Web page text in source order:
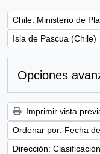
Remove filter:
Chile. Ministerio de
Remove filter:
Isla de Pascua (Chile)
Opciones
Imprimir vista
Ordenar por: Fecha
Dirección: